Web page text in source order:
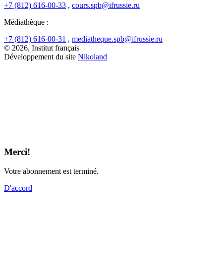
+7 (812) 616-00-33 , cours.spb@ifrussie.ru
Médiathèque :
+7 (812) 616-00-31 , mediatheque.spb@ifrussie.ru
© 2026, Institut français
Développement du site Nikoland
Merci!
Votre abonnement est terminé.
D'accord